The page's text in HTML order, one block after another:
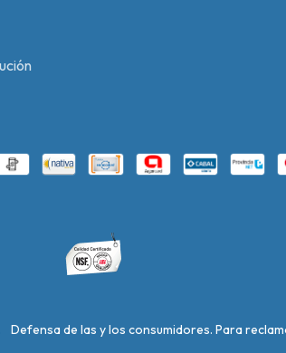
Defensa de las y los consumidores. Para